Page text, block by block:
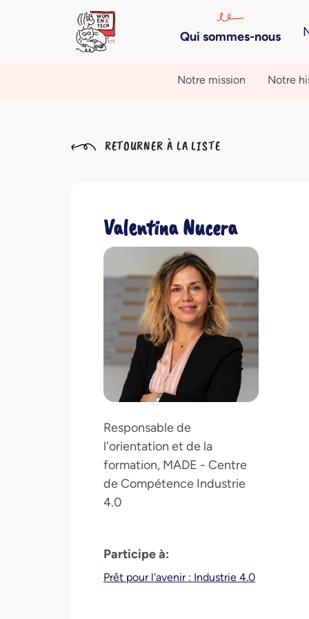
Qui sommes-nous
Notre mission Notre
RETOURNER À LA LISTE
Valentina Nucera
Responsable de
l'orientation et de la
formation, MADE - Centre
de Compétence Industrie
4.0
Participe à:
Prêt pour l'avenir : Industrie 4.0